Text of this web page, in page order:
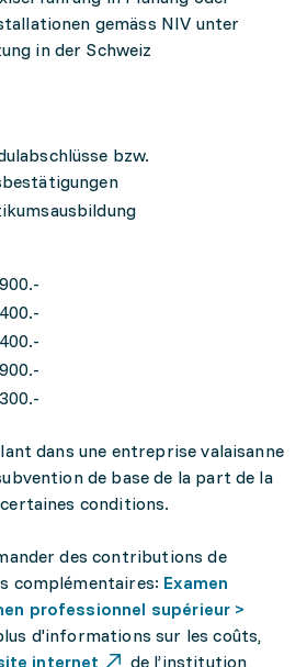
gemäss NIV unter
in der Schweiz
bzw.
dans une entreprise valaisanne
de base de la part de la
conditions.
des contributions de
complémentaires: Examen
professionnel supérieur >
d'informations sur les coûts,
internet de l’institution